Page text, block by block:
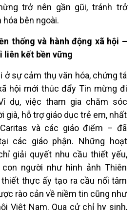
trở nên gần gũi, tránh trở
bên ngoài.
thống và hành động xã hội –
liên kết bền vững
ở sự cảm thụ văn hóa, chứng tá
hội mới thúc đẩy Tin mừng đi
dụ, việc tham gia chăm sóc
già, hỗ trợ giáo dục trẻ em, nhất
và các giáo điểm – đã
các giáo phận. Những hoạt
giải quyết nhu cầu thiết yếu,
người như hình ảnh Thiên
thiết thực ấy tạo ra cầu nối tâm
rào cản về niềm tin cũng như
Việt Nam. Qua cử chỉ hy sinh,